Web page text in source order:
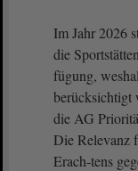
Im Jahr 2026
die
fügung,
berücksichtigt
die AG
Die Relevanz
Erach-tens